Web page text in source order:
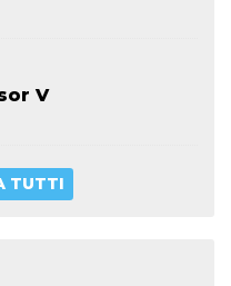
V
TUTTI